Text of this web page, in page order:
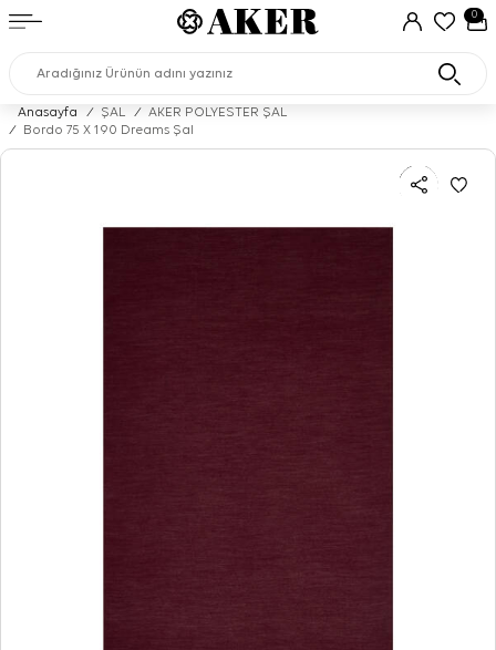
0
Anasayfa / ŞAL /
AKER POLYESTER ŞAL
/
Bordo 75 X 190 Dreams Şal